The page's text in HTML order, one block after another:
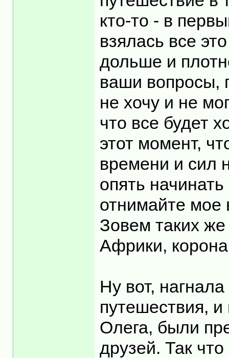
кто-то - в
взялась все
дольше и
ваши вопросы,
не хочу и не
что все будет
этот момент,
времени и сил
опять
отнимайте мое
Зовем таких
Африки,
Ну вот,
путешествия,
Олега, были
друзей. Так